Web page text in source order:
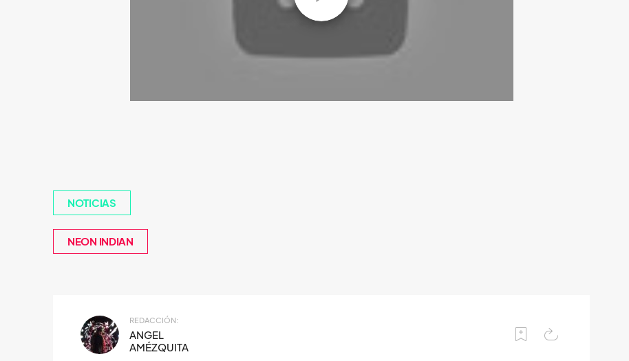
NOTICIAS
NEON INDIAN
REDACCIÓN:
ANGEL
AMÉZQUITA